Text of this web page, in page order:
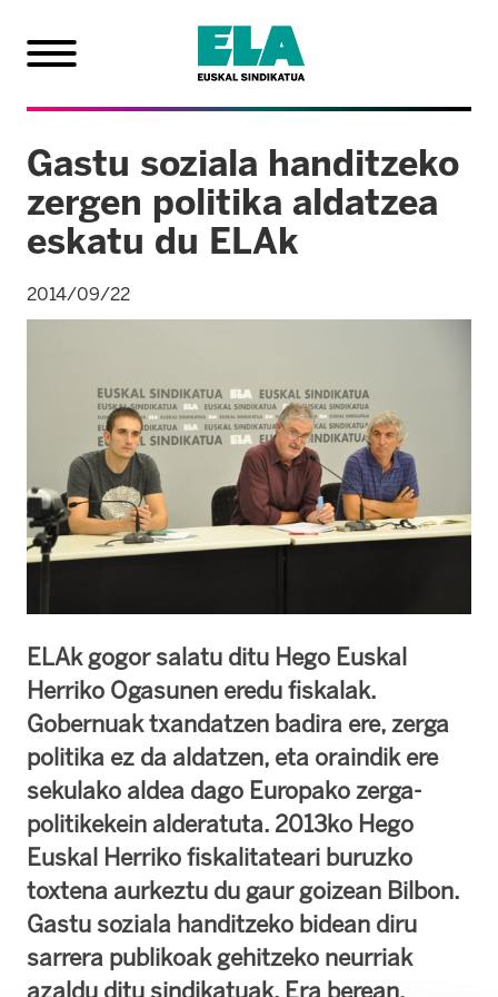
Gastu soziala handitzeko
zergen politika aldatzea
eskatu du ELAk
2014/09/22
ELAk gogor salatu ditu Hego Euskal
Herriko Ogasunen eredu fiskalak.
Gobernuak txandatzen badira ere, zerga
politika ez da aldatzen, eta oraindik ere
sekulako aldea dago Europako zerga-
politikekein alderatuta. 2013ko Hego
Euskal Herriko fiskalitateari buruzko
toxtena aurkeztu du gaur goizean Bilbon.
Gastu soziala handitzeko bidean diru
sarrera publikoak gehitzeko neurriak
azaldu ditu sindikatuak. Era berean,